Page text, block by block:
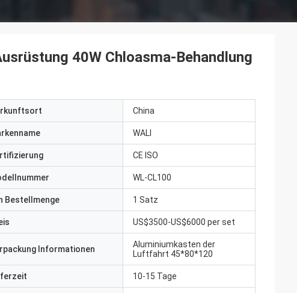
40W Chloasma-Behandlung
China
WALI
CE ISO
WL-CL100
Bestellmenge 1 Satz
US$3500-US$6000 per set
Informationen
Aluminiumkasten der
Luftfahrt 45*80*120
10-15 Tage